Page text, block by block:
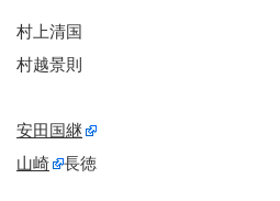
村上清国
村越景則
安田国継
山崎
長徳